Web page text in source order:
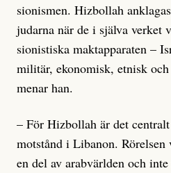
sionismen. Hizbollah
judarna när de i själva verket
sionistiska maktapparaten –
militär, ekonomisk, etnisk
menar han.
– För Hizbollah är det
motstånd i Libanon.
en del av arabvärlden och